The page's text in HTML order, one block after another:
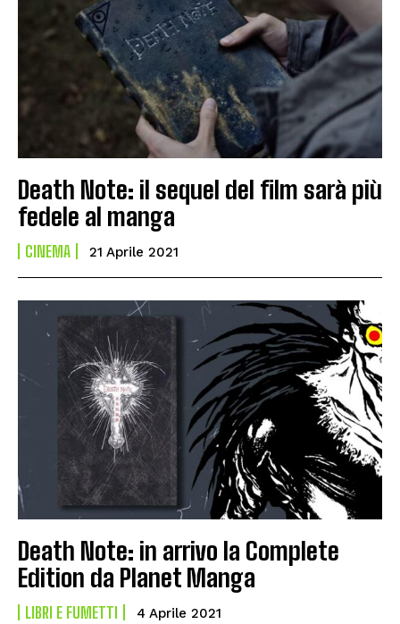
Death Note: il sequel del film sarà più
fedele al manga
CINEMA 21 Aprile 2021
Death Note: in arrivo la Complete
Edition da Planet Manga
LIBRI E FUMETTI 4 Aprile 2021